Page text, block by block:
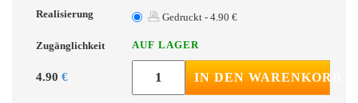
Realisierung
Gedruckt - 4.90 €
Zugänglichkeit AUF LAGER
4.90 € IN DEN WARENKORB